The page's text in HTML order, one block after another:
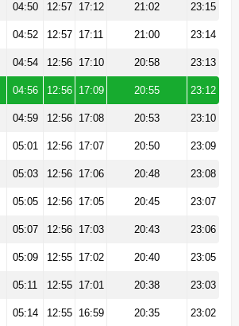
04:50 12:57 17:12 21:02 23:15
04:52 12:57 17:11 21:00 23:14
04:54 12:56 17:10 20:58 23:13
04:56 12:56 17:09 20:55 23:12
04:59 12:56 17:08 20:53 23:10
05:01 12:56 17:07 20:50 23:09
05:03 12:56 17:06 20:48 23:08
05:05 12:56 17:05 20:45 23:07
05:07 12:56 17:03 20:43 23:06
05:09 12:55 17:02 20:40 23:05
05:11 12:55 17:01 20:38 23:03
05:14 12:55 16:59 20:35 23:02